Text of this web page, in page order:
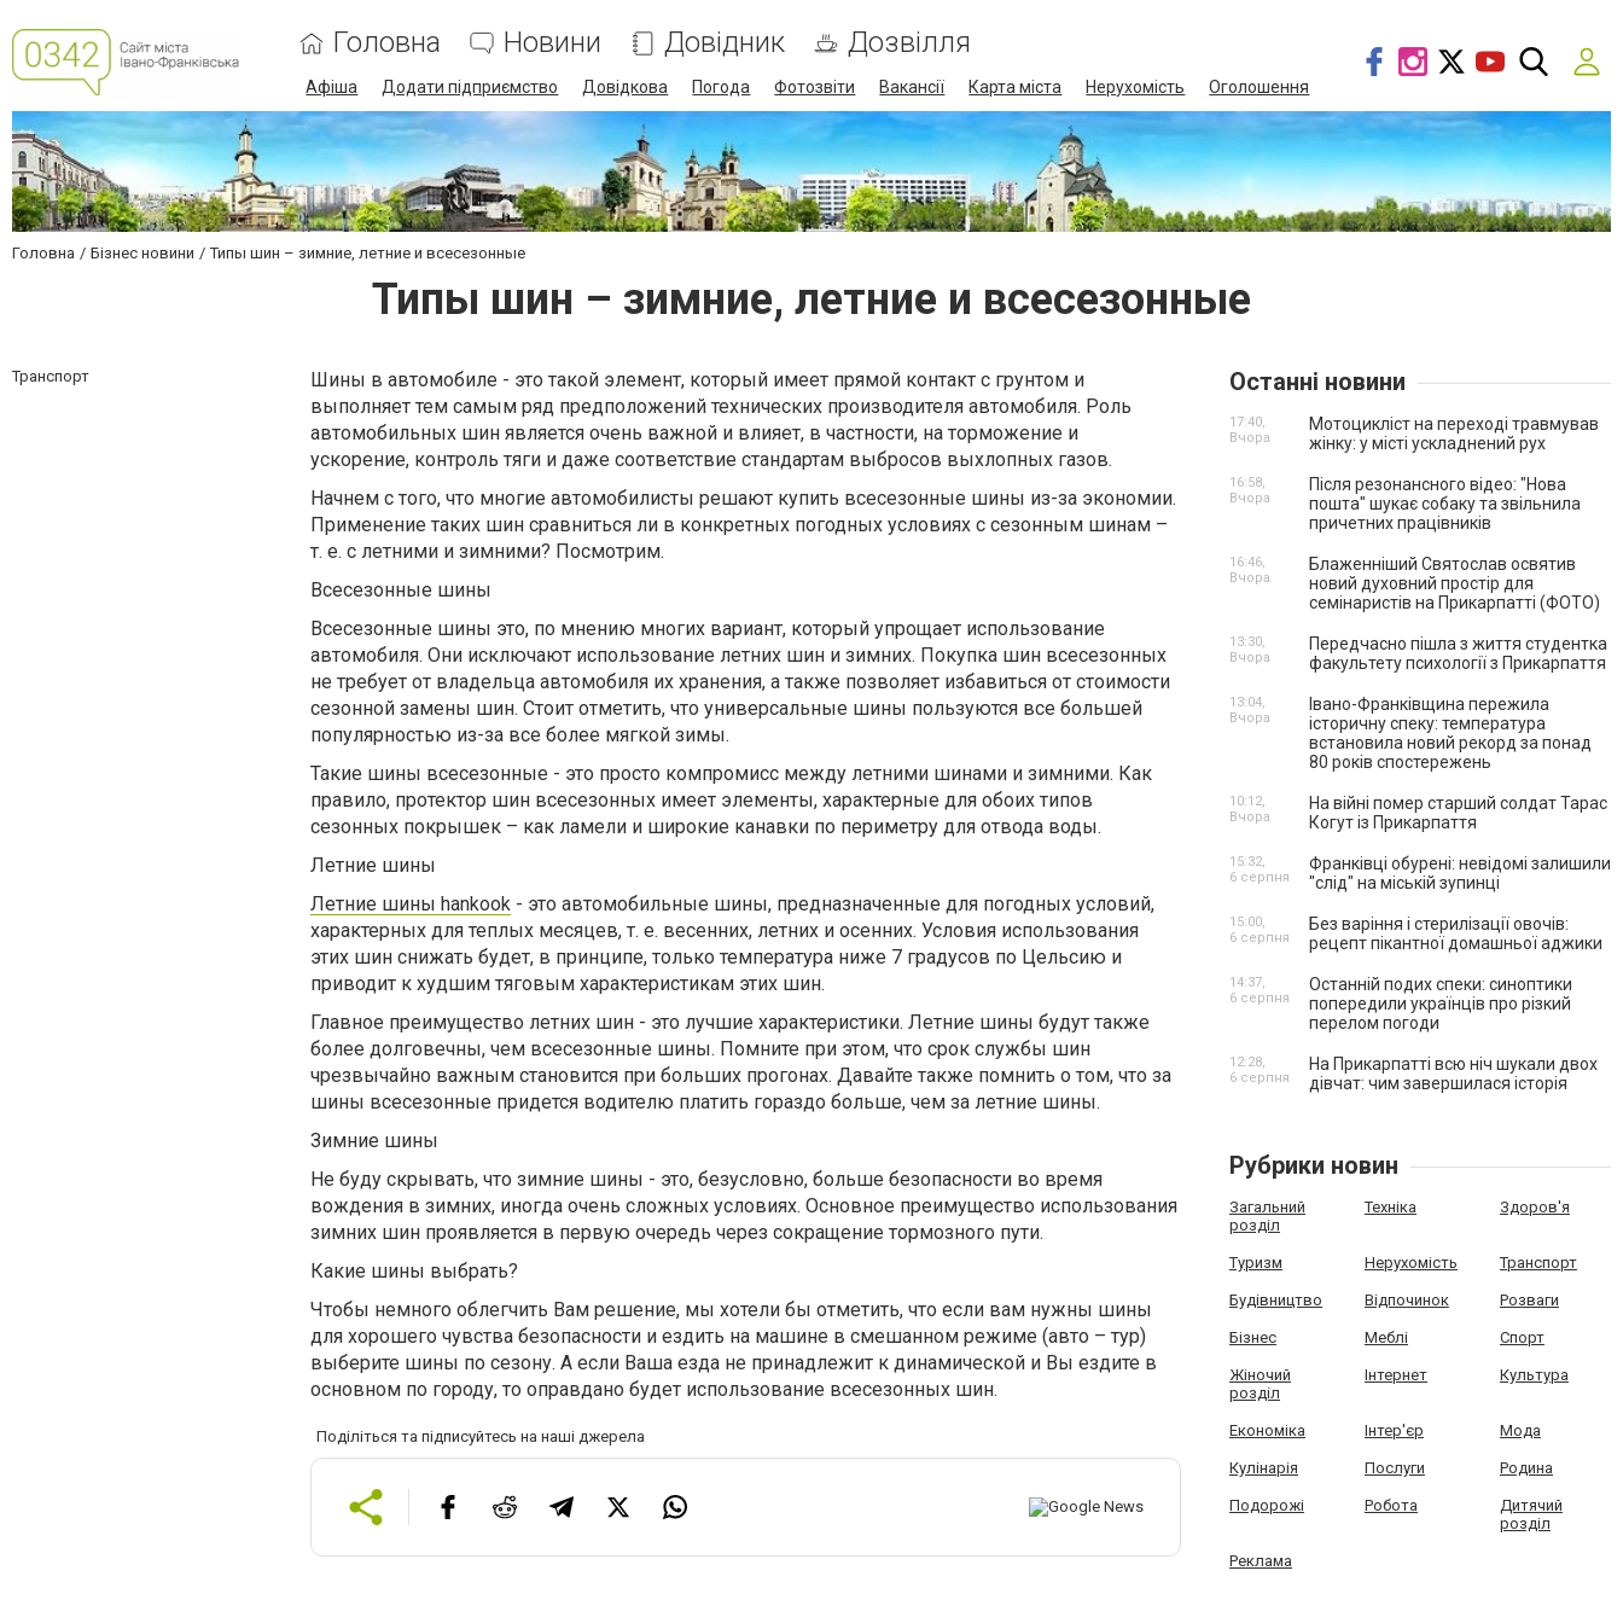
Головна Новини Довідник Дозвілля
Афіша Додати підприємство Довідкова Погода Фотозвіти Вакансії Карта міста Нерухомість Оголошення
Головна Бізнес новини Типы шин – зимние, летние и всесезонные
Типы шин – зимние, летние и всесезонные
Транспорт
Шины в автомобиле - это такой элемент, который имеет прямой контакт с грунтом и
выполняет тем самым ряд предположений технических производителя автомобиля. Роль
автомобильных шин является очень важной и влияет, в частности, на торможение и
ускорение, контроль тяги и даже соответствие стандартам выбросов выхлопных газов.
Начнем с того, что многие автомобилисты решают купить всесезонные шины из-за экономии.
Применение таких шин сравниться ли в конкретных погодных условиях с сезонным шинам –
т. е. с летними и зимними? Посмотрим.
Всесезонные шины
Всесезонные шины это, по мнению многих вариант, который упрощает использование
автомобиля. Они исключают использование летних шин и зимних. Покупка шин всесезонных
не требует от владельца автомобиля их хранения, а также позволяет избавиться от стоимости
сезонной замены шин. Стоит отметить, что универсальные шины пользуются все большей
популярностью из-за все более мягкой зимы.
Такие шины всесезонные - это просто компромисс между летними шинами и зимними. Как
правило, протектор шин всесезонных имеет элементы, характерные для обоих типов
сезонных покрышек – как ламели и широкие канавки по периметру для отвода воды.
Летние шины
Летние шины hankook - это автомобильные шины, предназначенные для погодных условий,
характерных для теплых месяцев, т. е. весенних, летних и осенних. Условия использования
этих шин снижать будет, в принципе, только температура ниже 7 градусов по Цельсию и
приводит к худшим тяговым характеристикам этих шин.
Главное преимущество летних шин - это лучшие характеристики. Летние шины будут также
более долговечны, чем всесезонные шины. Помните при этом, что срок службы шин
чрезвычайно важным становится при больших прогонах. Давайте также помнить о том, что за
шины всесезонные придется водителю платить гораздо больше, чем за летние шины.
Зимние шины
Не буду скрывать, что зимние шины - это, безусловно, больше безопасности во время
вождения в зимних, иногда очень сложных условиях. Основное преимущество использования
зимних шин проявляется в первую очередь через сокращение тормозного пути.
Какие шины выбрать?
Чтобы немного облегчить Вам решение, мы хотели бы отметить, что если вам нужны шины
для хорошего чувства безопасности и ездить на машине в смешанном режиме (авто – тур)
выберите шины по сезону. А если Ваша езда не принадлежит к динамической и Вы ездите в
основном по городу, то оправдано будет использование всесезонных шин.
Поділіться та підписуйтесь на наші джерела
Останні новини
Мотоцикліст на переході травмував
жінку: у місті ускладнений рух
17:40,
Вчора
Після резонансного відео: "Нова
пошта" шукає собаку та звільнила
причетних працівників
16:58,
Вчора
Блаженніший Святослав освятив
новий духовний простір для
семінаристів на Прикарпатті (ФОТО)
16:46,
Вчора
Передчасно пішла з життя студентка
факультету психології з Прикарпаття
13:30,
Вчора
Івано-Франківщина пережила
історичну спеку: температура
встановила новий рекорд за понад
80 років спостережень
13:04,
Вчора
На війні помер старший солдат Тарас
Когут із Прикарпаття
10:12,
Вчора
Франківці обурені: невідомі залишили
"слід" на міській зупинці
15:32,
6 серпня
Без варіння і стерилізації овочів:
рецепт пікантної домашньої аджики
15:00,
6 серпня
Останній подих спеки: синоптики
попередили українців про різкий
перелом погоди
14:37,
6 серпня
На Прикарпатті всю ніч шукали двох
дівчат: чим завершилася історія
12:28,
6 серпня
Рубрики новин
Загальний
розділ
Техніка Здоров'я
Туризм Нерухомість Транспорт
Будівництво Відпочинок Розваги
Бізнес Меблі Спорт
Жіночий
розділ
Інтернет Культура
Економіка Інтер'єр Мода
Кулінарія Послуги Родина
Подорожі Робота
Дитячий
розділ
Реклама